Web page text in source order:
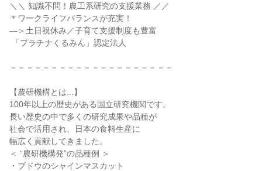
＼＼ 知識不問！農工系研究の支援業務 ／／
＊ワークライフバランスが充実！
―＞土日祝休み／子育て支援制度も豊富
－－－－－－－－－－－－－－－－－－－－
【農研機構とは...】
100年以上の歴史がある国立研究機関です。
長い歴史の中で多くの研究成果や品種が
社会で活用され、日本の食料生産に
幅広く貢献してきました。
＜ “農研機構発”の品種例 ＞
・ブドウのシャインマスカット